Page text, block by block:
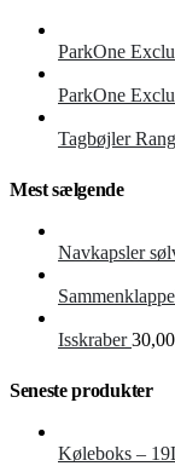
ParkOne
ParkOne
Tagbøjler
Mest sælgende
Navkapsler
Isskraber 30,00
Seneste produkter
Køleboks –